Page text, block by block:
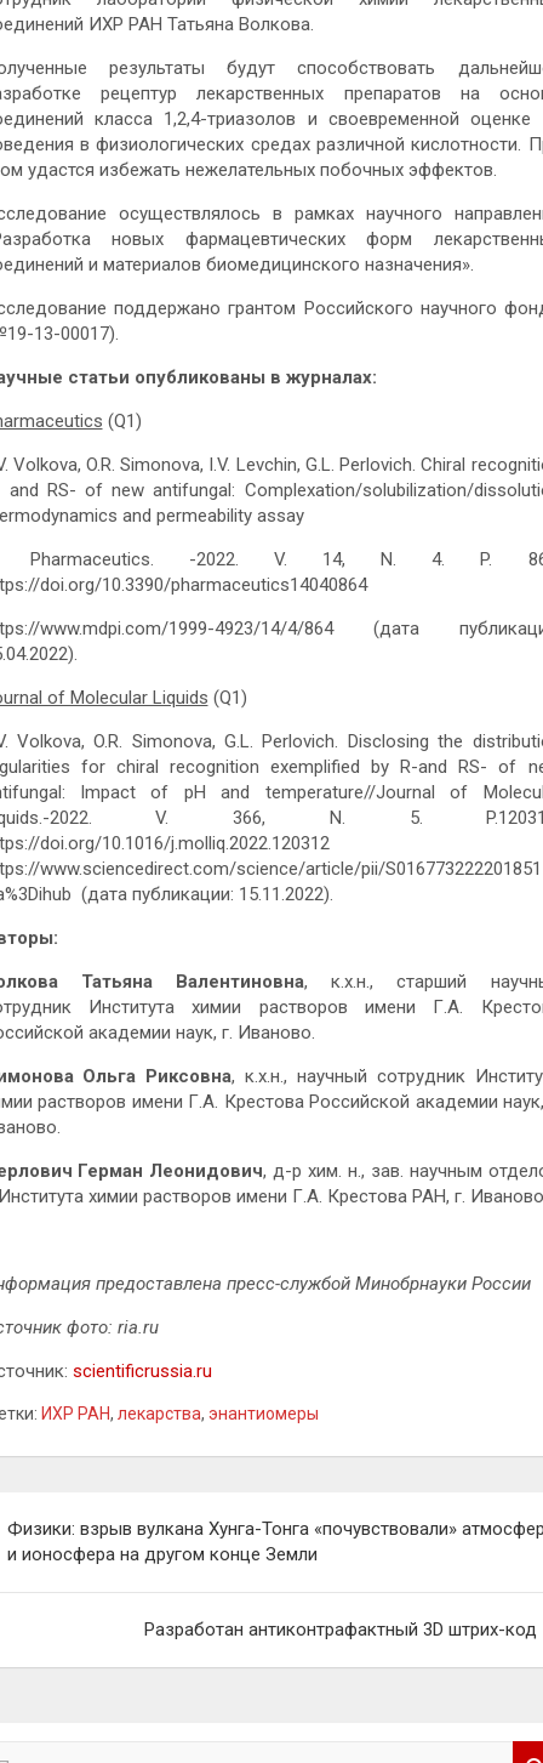
ИХР РАН Татьяна Волкова.
результаты будут способствовать
рецептур лекарственных препаратов на
класса 1,2,4-триазолов и своевременной оценке
в физиологических средах различной кислотности.
удастся избежать нежелательных побочных эффектов.
осуществлялось в рамках научного
новых фармацевтических форм
и материалов биомедицинского назначения».
поддержано грантом Российского научного
13-00017).
статьи опубликованы в журналах:
(Q1)
Volkova, O.R. Simonova, I.V. Levchin, G.L. Perlovich. Chiral
and RS- of new antifungal: Complexation/solubilization/
and permeability assay
Pharmaceutics. -2022. V. 14, N. 4. P.
doi.org/10.3390/pharmaceutics14040864
www.mdpi.com/1999-4923/14/4/864 (дата
of Molecular Liquids (Q1)
Volkova, O.R. Simonova, G.L. Perlovich. Disclosing the
for chiral recognition exemplified by R-and RS- of
Impact of pH and temperature//Journal of
2022. V. 366, N. 5.
doi.org/10.1016/j.molliq.2022.120312
www.sciencedirect.com/science/article/pii/
(дата публикации: 15.11.2022).
Татьяна Валентиновна, к.х.н., старший
Института химии растворов имени Г.А.
академии наук, г. Иваново.
Ольга Риксовна, к.х.н., научный сотрудник
растворов имени Г.А. Крестова Российской академии
Герман Леонидович, д-р хим. н., зав. научным
химии растворов имени Г.А. Крестова РАН, г.
предоставлена пресс-службой Минобрнауки России
фото: ria.ru
scientificrussia.ru
ИХР РАН, лекарства, энантиомеры
Физики: взрыв вулкана Хунга-Тонга «почувствовали»
и ионосфера на другом конце Земли
Разработан антиконтрафактный 3D штрих-код